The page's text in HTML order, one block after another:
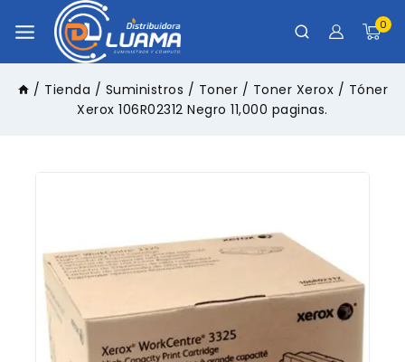
0
/ Tienda / Suministros / Toner / Toner Xerox / Tóner
Xerox 106R02312 Negro 11,000 paginas.